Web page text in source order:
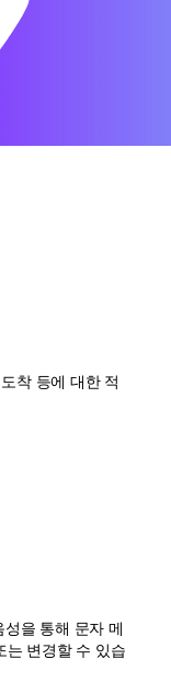
착 등에 대한 적
성을 통해 문자 메
는 변경할 수 있습